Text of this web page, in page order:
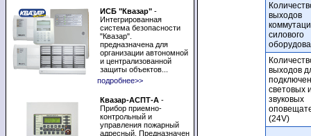
ИСБ "Квазар" -
Интегрированная
система безопасности
"Квазар".
предназначена для
организации автономной
и централизованной
защиты объектов...
подробнее>>
Квазар-АСПТ-А -
Прибор приемно-
контрольный и
управления пожарный
адресный. Предназначен
выходов
силового
выходов
световых
звуковых
(24V)